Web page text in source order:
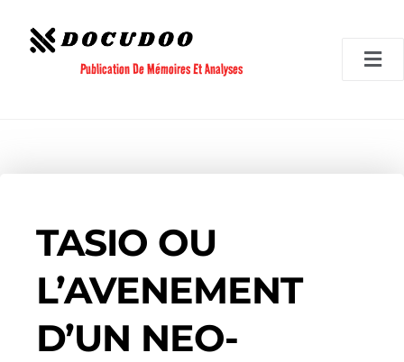
contenu
Publication De Mémoires Et Analyses
TASIO OU
L’AVENEMENT
D’UN NEO-